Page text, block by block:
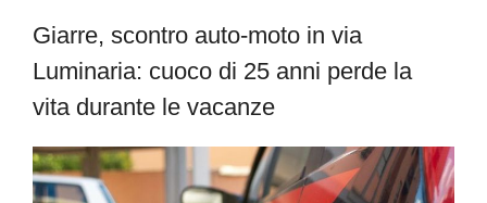
Giarre, scontro auto-moto in via
Luminaria: cuoco di 25 anni perde la
vita durante le vacanze